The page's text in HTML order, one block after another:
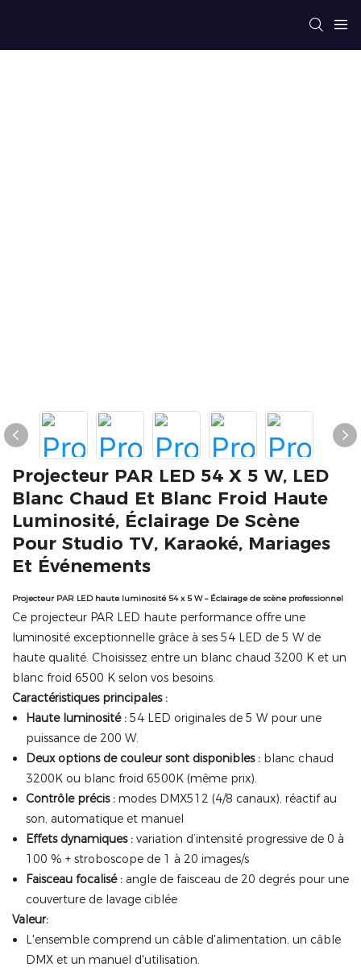
Projecteur PAR LED 54 X 5 W, LED
Blanc Chaud Et Blanc Froid Haute
Luminosité, Éclairage De Scène
Pour Studio TV, Karaoké, Mariages
Et Événements
Projecteur PAR LED haute luminosité 54 x 5 W – Éclairage de scène professionnel
Ce projecteur PAR LED haute performance offre une
luminosité exceptionnelle grâce à ses 54 LED de 5 W de
haute qualité. Choisissez entre un blanc chaud 3200 K et un
blanc froid 6500 K selon vos besoins.
Caractéristiques principales :
Haute luminosité :54 LED originales de 5 W pour une
puissance de 200 W.
Deux options de couleur sont disponibles :blanc chaud
3200K ou blanc froid 6500K (même prix).
Contrôle précis :modes DMX512 (4/8 canaux), réactif au
son, automatique et manuel
Effets dynamiques :variation d’intensité progressive de 0 à
100 % + stroboscope de 1 à 20 images/s
Faisceau focalisé :angle de faisceau de 20 degrés pour une
couverture de lavage ciblée
Valeur:
L'ensemble comprend un câble d'alimentation, un câble
DMX et un manuel d'utilisation.